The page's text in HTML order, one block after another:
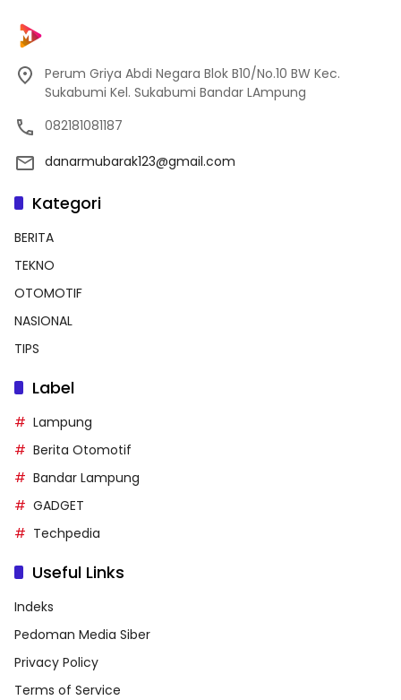
Perum Griya Abdi Negara Blok B10/No.10 BW Kec.
Sukabumi Kel. Sukabumi Bandar LAmpung
082181081187
danarmubarak123@gmail.com
Kategori
BERITA
TEKNO
OTOMOTIF
NASIONAL
TIPS
Label
Lampung
Berita Otomotif
Bandar Lampung
GADGET
Techpedia
Useful Links
Indeks
Pedoman Media Siber
Privacy Policy
Terms of Service